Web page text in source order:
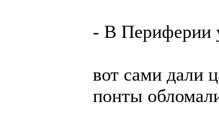
- В Периферии
вот сами дали
понты